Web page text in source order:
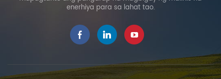
enerhiya para sa lahat tao.